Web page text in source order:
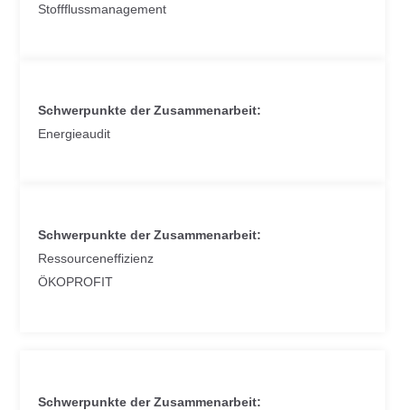
Stoffflussmanagement
Schwerpunkte der Zusammenarbeit:
Energieaudit
Schwerpunkte der Zusammenarbeit:
Ressourceneffizienz
ÖKOPROFIT
Schwerpunkte der Zusammenarbeit: